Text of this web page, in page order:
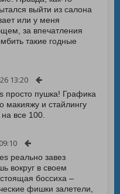
выйти из салона
или у меня
за впечатления
такие годные
13:20
просто пушка! Графика
макияжу и стайлингу
все 100.
реально завез
вокруг в своем
боссиха –
фишки залетели,